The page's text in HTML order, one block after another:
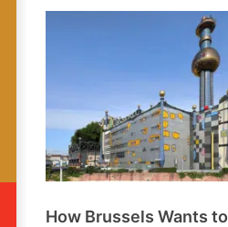
How Brussels Wants to